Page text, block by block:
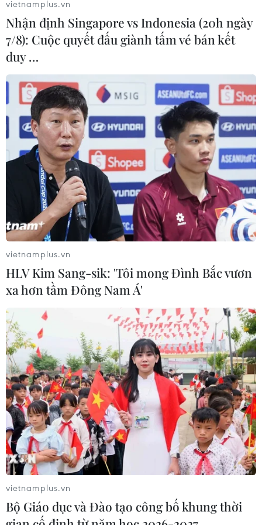
vietnamplus.vn
Nhận định Singapore vs Indonesia (20h ngày
7/8): Cuộc quyết đấu giành tấm vé bán kết
duy …
vietnamplus.vn
HLV Kim Sang-sik: 'Tôi mong Đình Bắc vươn
xa hơn tầm Đông Nam Á'
vietnamplus.vn
Bộ Giáo dục và Đào tạo công bố khung thời